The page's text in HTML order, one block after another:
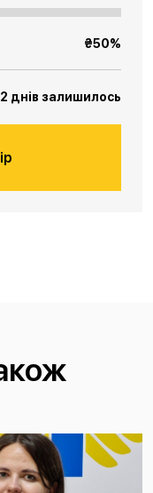
₴50%
днів залишилось